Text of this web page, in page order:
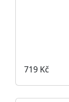
719 Kč